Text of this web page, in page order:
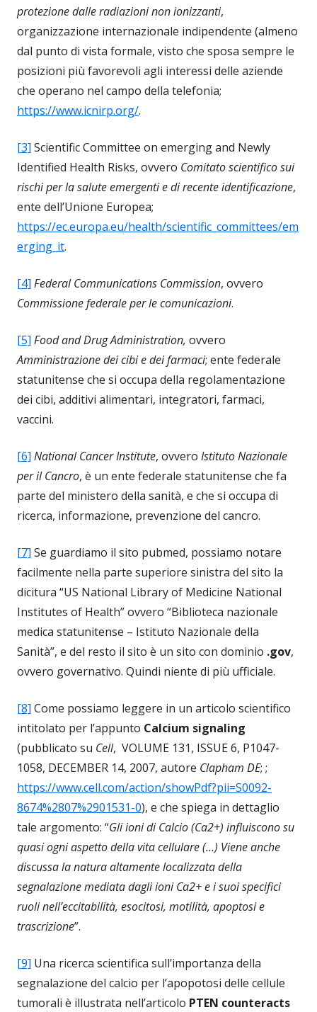
protezione dalle radiazioni non ionizzanti,
organizzazione internazionale indipendente (almeno
dal punto di vista formale, visto che sposa sempre le
posizioni più favorevoli agli interessi delle aziende
che operano nel campo della telefonia;
https://www.icnirp.org/.
[3] Scientific Committee on emerging and Newly
Identified Health Risks, ovvero Comitato scientifico sui
rischi per la salute emergenti e di recente identificazione,
ente dell’Unione Europea;
https://ec.europa.eu/health/scientific_committees/em
erging_it.
[4] Federal Communications Commission, ovvero
Commissione federale per le comunicazioni.
[5] Food and Drug Administration, ovvero
Amministrazione dei cibi e dei farmaci; ente federale
statunitense che si occupa della regolamentazione
dei cibi, additivi alimentari, integratori, farmaci,
vaccini.
[6] National Cancer Institute, ovvero Istituto Nazionale
per il Cancro, è un ente federale statunitense che fa
parte del ministero della sanità, e che si occupa di
ricerca, informazione, prevenzione del cancro.
[7] Se guardiamo il sito pubmed, possiamo notare
facilmente nella parte superiore sinistra del sito la
dicitura “US National Library of Medicine National
Institutes of Health” ovvero “Biblioteca nazionale
medica statunitense – Istituto Nazionale della
Sanità”, e del resto il sito è un sito con dominio .gov,
ovvero governativo. Quindi niente di più ufficiale.
[8] Come possiamo leggere in un articolo scientifico
intitolato per l’appunto Calcium signaling
(pubblicato su Cell, VOLUME 131, ISSUE 6, P1047-
1058, DECEMBER 14, 2007, autore Clapham DE; ;
https://www.cell.com/action/showPdf?pii=S0092-
8674%2807%2901531-0), e che spiega in dettaglio
tale argomento: “Gli ioni di Calcio (Ca2+) influiscono su
quasi ogni aspetto della vita cellulare (…) Viene anche
discussa la natura altamente localizzata della
segnalazione mediata dagli ioni Ca2+ e i suoi specifici
ruoli nell’eccitabilità, esocitosi, motilità, apoptosi e
trascrizione”.
[9] Una ricerca scientifica sull’importanza della
segnalazione del calcio per l’apopotosi delle cellule
tumorali è illustrata nell’articolo PTEN counteracts